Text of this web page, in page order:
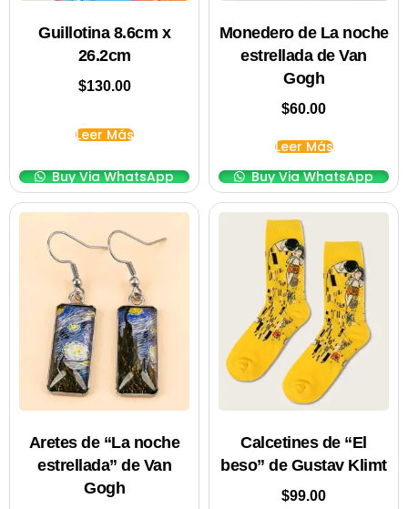
Guillotina 8.6cm x
26.2cm
$130.00
Leer Más
Buy Via WhatsApp
Monedero de La noche
estrellada de Van
Gogh
$60.00
Leer Más
Buy Via WhatsApp
Aretes de “La noche
estrellada” de Van
Gogh
Calcetines de “El
beso” de Gustav Klimt
$99.00